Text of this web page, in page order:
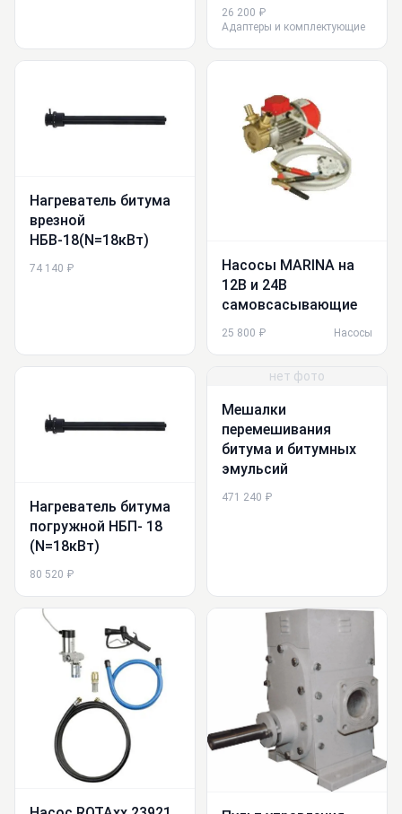
26 200 ₽
Адаптеры и комплектующие
Нагреватель битума
врезной
НБВ-18(N=18кВт)
74 140 ₽
Насосы MARINA на
12В и 24В
самовсасывающие
25 800 ₽ Насосы
Нагреватель битума
погружной НБП- 18
(N=18кВт)
80 520 ₽
нет фото
Мешалки
перемешивания
битума и битумных
эмульсий
471 240 ₽